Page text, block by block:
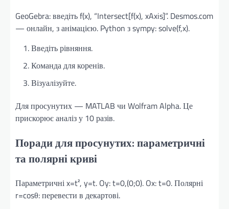
GeoGebra: введіть f(x), “Intersect[f(x), xAxis]”. Desmos.com
— онлайн, з анімацією. Python з sympy: solve(f,x).
Введіть рівняння.
Команда для коренів.
Візуалізуйте.
Для просунутих — MATLAB чи Wolfram Alpha. Це
прискорює аналіз у 10 разів.
Поради для просунутих: параметричні
та полярні криві
Параметричні x=t², y=t. Oy: t=0,(0;0). Ox: t=0. Полярні
r=cosθ: перевести в декартові.